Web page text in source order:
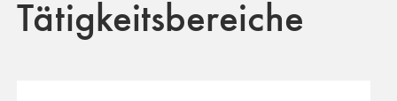
Tätigkeitsbereiche